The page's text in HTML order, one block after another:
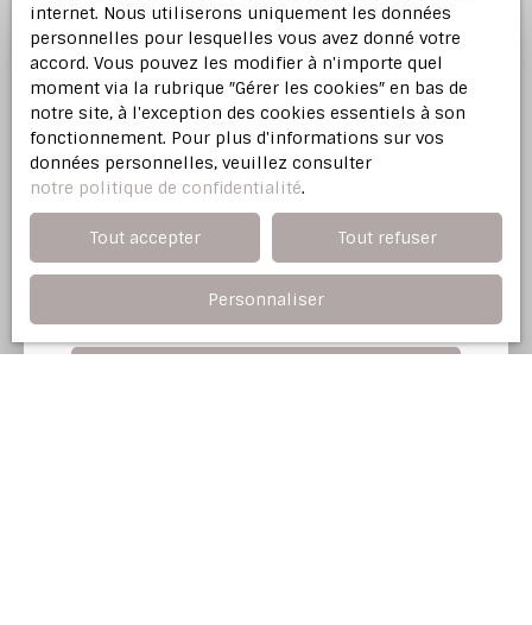
Profitez d'uneestimation
offerte
Notre agence immobilière vous offre une
évaluation justifiée de votre bien dans l'Est
Adresse de votre bien
internet. Nous utiliserons uniquement les données
personnelles pour lesquelles vous avez donné votre
accord. Vous pouvez les modifier à n'importe quel
moment via la rubrique ″Gérer les cookies″ en bas de
notre site, à l'exception des cookies essentiels à son
fonctionnement. Pour plus d'informations sur vos
données personnelles, veuillez consulter
notre politique de confidentialité.
Tout accepter Tout refuser
Personnaliser